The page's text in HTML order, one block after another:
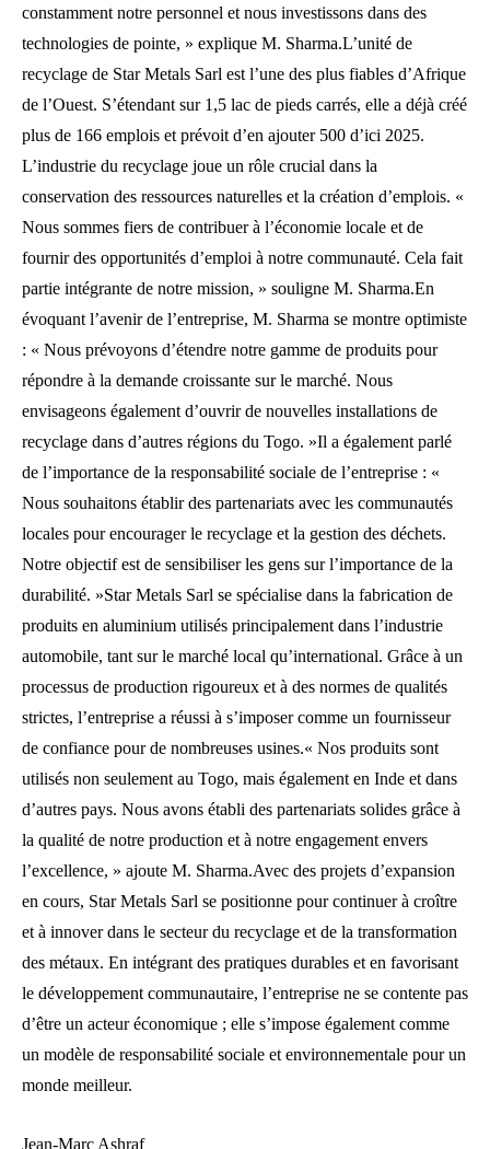
constamment notre personnel et nous investissons dans des
technologies de pointe, » explique M. Sharma.L’unité de
recyclage de Star Metals Sarl est l’une des plus fiables d’Afrique
de l’Ouest. S’étendant sur 1,5 lac de pieds carrés, elle a déjà créé
plus de 166 emplois et prévoit d’en ajouter 500 d’ici 2025.
L’industrie du recyclage joue un rôle crucial dans la
conservation des ressources naturelles et la création d’emplois. «
Nous sommes fiers de contribuer à l’économie locale et de
fournir des opportunités d’emploi à notre communauté. Cela fait
partie intégrante de notre mission, » souligne M. Sharma.En
évoquant l’avenir de l’entreprise, M. Sharma se montre optimiste
: « Nous prévoyons d’étendre notre gamme de produits pour
répondre à la demande croissante sur le marché. Nous
envisageons également d’ouvrir de nouvelles installations de
recyclage dans d’autres régions du Togo. »Il a également parlé
de l’importance de la responsabilité sociale de l’entreprise : «
Nous souhaitons établir des partenariats avec les communautés
locales pour encourager le recyclage et la gestion des déchets.
Notre objectif est de sensibiliser les gens sur l’importance de la
durabilité. »Star Metals Sarl se spécialise dans la fabrication de
produits en aluminium utilisés principalement dans l’industrie
automobile, tant sur le marché local qu’international. Grâce à un
processus de production rigoureux et à des normes de qualités
strictes, l’entreprise a réussi à s’imposer comme un fournisseur
de confiance pour de nombreuses usines.« Nos produits sont
utilisés non seulement au Togo, mais également en Inde et dans
d’autres pays. Nous avons établi des partenariats solides grâce à
la qualité de notre production et à notre engagement envers
l’excellence, » ajoute M. Sharma.Avec des projets d’expansion
en cours, Star Metals Sarl se positionne pour continuer à croître
et à innover dans le secteur du recyclage et de la transformation
des métaux. En intégrant des pratiques durables et en favorisant
le développement communautaire, l’entreprise ne se contente pas
d’être un acteur économique ; elle s’impose également comme
un modèle de responsabilité sociale et environnementale pour un
monde meilleur.
Jean-Marc Ashraf